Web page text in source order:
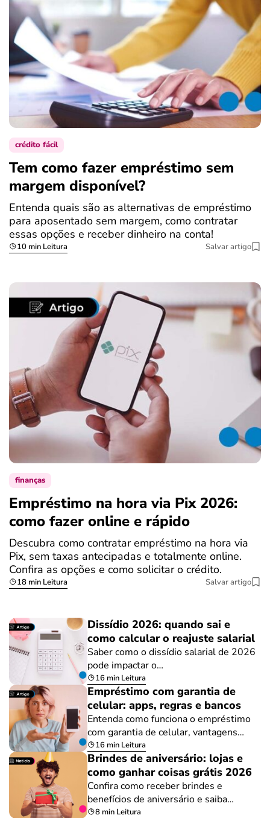
crédito fácil
Tem como fazer empréstimo sem
margem disponível?
Entenda quais são as alternativas de empréstimo
para aposentado sem margem, como contratar
essas opções e receber dinheiro na conta!
10 min Leitura Salvar artigo
finanças
Empréstimo na hora via Pix 2026:
como fazer online e rápido
Descubra como contratar empréstimo na hora via
Pix, sem taxas antecipadas e totalmente online.
Confira as opções e como solicitar o crédito.
18 min Leitura Salvar artigo
Dissídio 2026: quando sai e
como calcular o reajuste salarial
Saber como o dissídio salarial de 2026
pode impactar o…
16 min Leitura
Empréstimo com garantia de
celular: apps, regras e bancos
Entenda como funciona o empréstimo
com garantia de celular, vantagens…
16 min Leitura
Brindes de aniversário: lojas e
como ganhar coisas grátis 2026
Confira como receber brindes e
benefícios de aniversário e saiba…
8 min Leitura